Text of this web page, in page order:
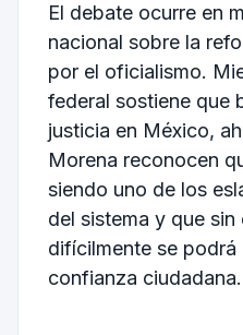
El debate ocurre en
nacional sobre la
por el oficialismo.
federal sostiene que
justicia en México,
Morena reconocen
siendo uno de los
del sistema y que
difícilmente se podrá
confianza ciudadana.